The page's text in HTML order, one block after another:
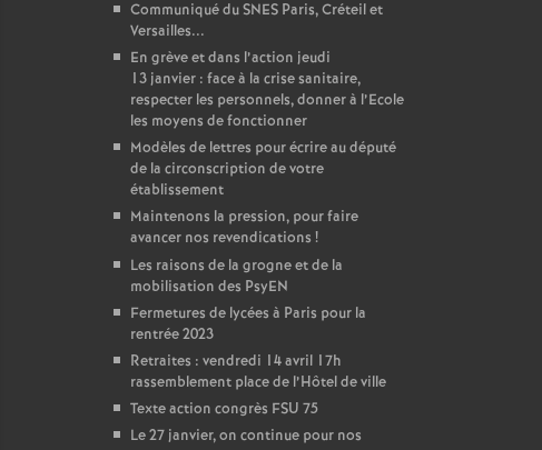
Communiqué du SNES Paris, Créteil et
Versailles...
En grève et dans l’action jeudi
13 janvier : face à la crise sanitaire,
respecter les personnels, donner à l’Ecole
les moyens de fonctionner
Modèles de lettres pour écrire au député
de la circonscription de votre
établissement
Maintenons la pression, pour faire
avancer nos revendications !
Les raisons de la grogne et de la
mobilisation des PsyEN
Fermetures de lycées à Paris pour la
rentrée 2023
Retraites : vendredi 14 avril 17h
rassemblement place de l’Hôtel de ville
Texte action congrès FSU 75
Le 27 janvier, on continue pour nos